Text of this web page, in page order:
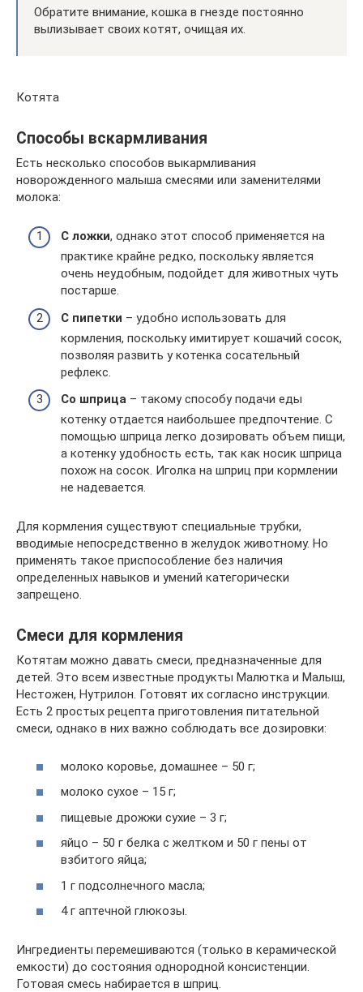
Обратите внимание, кошка в гнезде постоянно
вылизывает своих котят, очищая их.
Котята
Способы вскармливания
Есть несколько способов выкармливания
новорожденного малыша смесями или заменителями
молока:
С ложки, однако этот способ применяется на
практике крайне редко, поскольку является
очень неудобным, подойдет для животных чуть
постарше.
С пипетки – удобно использовать для
кормления, поскольку имитирует кошачий сосок,
позволяя развить у котенка сосательный
рефлекс.
Со шприца – такому способу подачи еды
котенку отдается наибольшее предпочтение. С
помощью шприца легко дозировать объем пищи,
а котенку удобность есть, так как носик шприца
похож на сосок. Иголка на шприц при кормлении
не надевается.
Для кормления существуют специальные трубки,
вводимые непосредственно в желудок животному. Но
применять такое приспособление без наличия
определенных навыков и умений категорически
запрещено.
Смеси для кормления
Котятам можно давать смеси, предназначенные для
детей. Это всем известные продукты Малютка и Малыш,
Нестожен, Нутрилон. Готовят их согласно инструкции.
Есть 2 простых рецепта приготовления питательной
смеси, однако в них важно соблюдать все дозировки:
молоко коровье, домашнее – 50 г;
молоко сухое – 15 г;
пищевые дрожжи сухие – 3 г;
яйцо – 50 г белка с желтком и 50 г пены от
взбитого яйца;
1 г подсолнечного масла;
4 г аптечной глюкозы.
Ингредиенты перемешиваются (только в керамической
емкости) до состояния однородной консистенции.
Готовая смесь набирается в шприц.